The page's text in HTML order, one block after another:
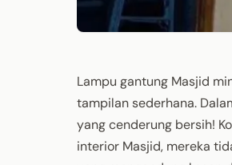
Lampu gantung Masjid
tampilan sederhana.
yang cenderung bersih!
interior Masjid, mereka